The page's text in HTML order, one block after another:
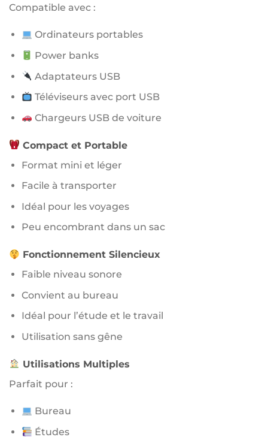
Compatible avec :
Ordinateurs portables
Power banks
Adaptateurs USB
Téléviseurs avec port USB
Chargeurs USB de voiture
Compact et Portable
Format mini et léger
Facile à transporter
Idéal pour les voyages
Peu encombrant dans un sac
Fonctionnement Silencieux
Faible niveau sonore
Convient au bureau
Idéal pour l’étude et le travail
Utilisation sans gêne
Utilisations Multiples
Parfait pour :
Bureau
Études